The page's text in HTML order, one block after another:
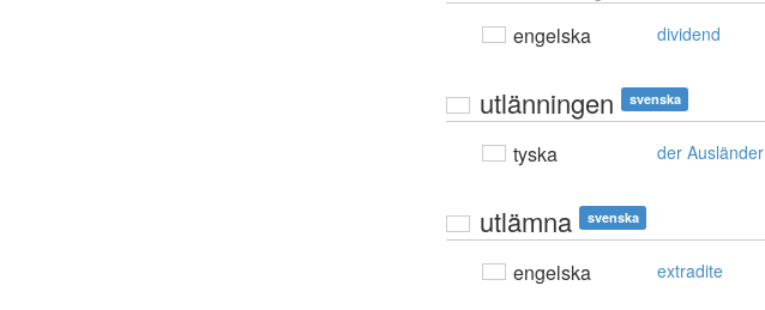
engelska dividend
utlänningen svenska
tyska der Ausländer
utlämna svenska
engelska extradite